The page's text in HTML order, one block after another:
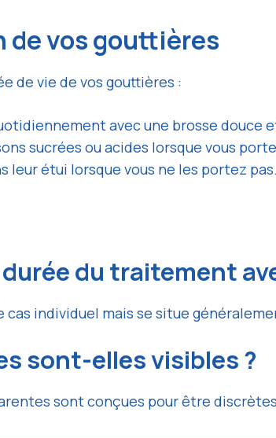
de vos gouttières
de vie de vos gouttières :
avec une brosse douce
sucrées ou acides lorsque vous
leur étui lorsque vous ne les portez
du traitement
cas individuel mais se situe
sont-elles visibles ?
sont conçues pour être